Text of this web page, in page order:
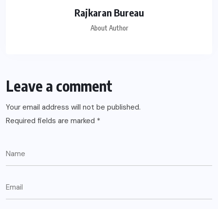
Rajkaran Bureau
About Author
Leave a comment
Your email address will not be published.
Required fields are marked *